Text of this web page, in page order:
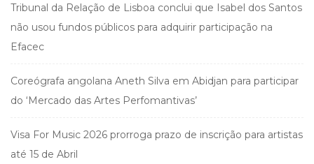
Tribunal da Relação de Lisboa conclui que Isabel dos Santos
não usou fundos públicos para adquirir participação na
Efacec
Coreógrafa angolana Aneth Silva em Abidjan para participar
do ‘Mercado das Artes Perfomantivas’
Visa For Music 2026 prorroga prazo de inscrição para artistas
até 15 de Abril